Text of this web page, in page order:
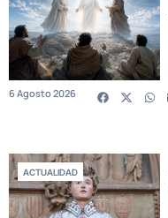
6 Agosto 2026
ACTUALIDAD